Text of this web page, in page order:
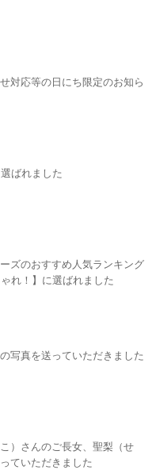
対応等の日にち限定のお知ら
ばれました
ズのおすすめ人気ランキング
れ！】に選ばれました
写真を送っていただきました
）さんのご長女、聖梨（せ
ていただきました